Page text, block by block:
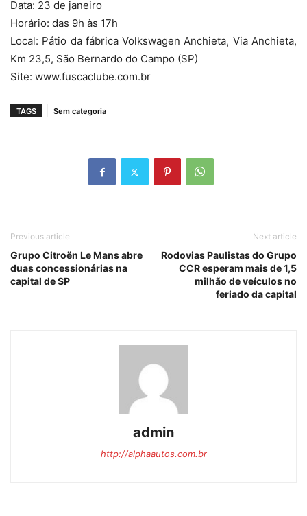
Data: 23 de janeiro
Horário: das 9h às 17h
Local: Pátio da fábrica Volkswagen Anchieta, Via Anchieta,
Km 23,5, São Bernardo do Campo (SP)
Site: www.fuscaclube.com.br
TAGS Sem categoria
Previous article
Grupo Citroën Le Mans abre
duas concessionárias na
capital de SP
Next article
Rodovias Paulistas do Grupo
CCR esperam mais de 1,5
milhão de veículos no
feriado da capital
admin
http://alphaautos.com.br